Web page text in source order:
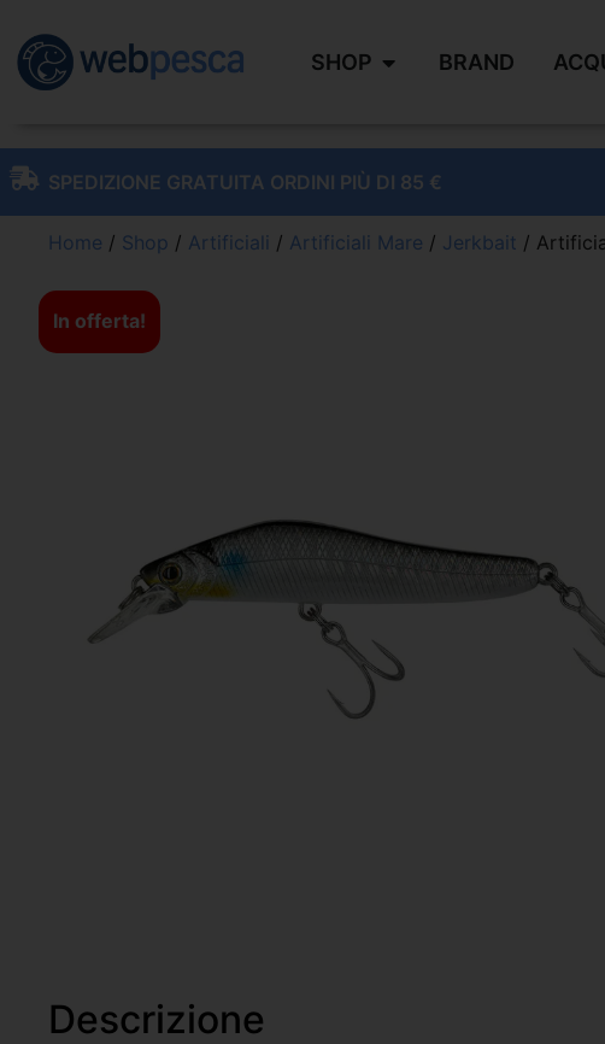
SHOP BRAND
SPEDIZIONE GRATUITA ORDINI PIÙ DI 85 €
Home / Shop / Artificiali / Artificiali Mare / Jerkbait /
In offerta!
Descrizione